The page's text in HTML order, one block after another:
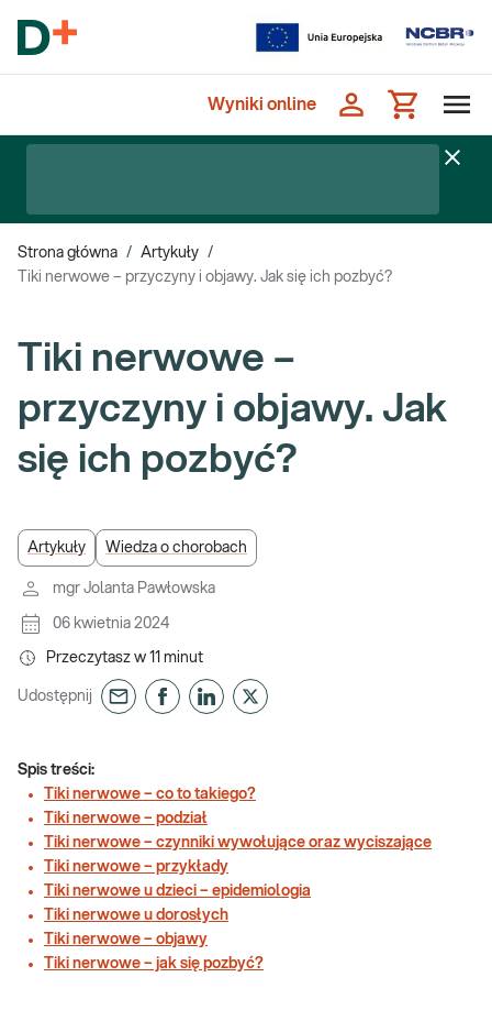
Wyniki online
Strona główna / Artykuły /
Tiki nerwowe – przyczyny i objawy. Jak się ich pozbyć?
Tiki nerwowe –
przyczyny i objawy. Jak
się ich pozbyć?
Artykuły Wiedza o chorobach
mgr Jolanta Pawłowska
06 kwietnia 2024
Przeczytasz w 11 minut
Udostępnij
Spis treści:
Tiki nerwowe – co to takiego?
Tiki nerwowe – podział
Tiki nerwowe – czynniki wywołujące oraz wyciszające
Tiki nerwowe – przykłady
Tiki nerwowe u dzieci – epidemiologia
Tiki nerwowe u dorosłych
Tiki nerwowe – objawy
Tiki nerwowe – jak się pozbyć?